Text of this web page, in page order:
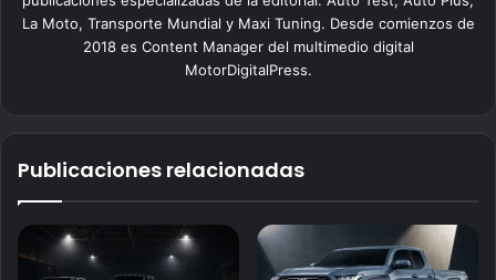
La Moto, Transporte Mundial y Maxi Tuning. Desde comienzos de
2018 es Content Manager del multimedio digital
MotorDigitalPress.
Publicaciones relacionadas